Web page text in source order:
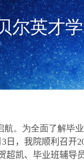
尔英才
航。为全面了解毕
3 日，我院顺利召开
超凯、 毕业班辅导